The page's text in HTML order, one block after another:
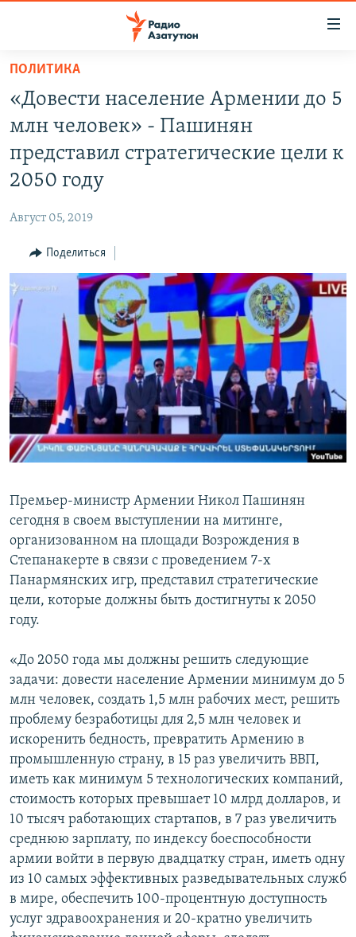
Перейти
основному
содержанию
основной
Перейти
поиску
НОВОСТИ
ОБЩЕСТВО
РЕГИОН
НАГОРНЫЙ КАРАБАХ
КУЛЬТУРА
СПОРТ
АРХИВ
Հայերեն
English
Русский
ПОЛИТИКА
«Довести население Армении до 5
млн человек» - Пашинян
представил стратегические цели к
2050 году
Август 05, 2019
Поделиться
Премьер-министр Армении Никол Пашинян
сегодня в своем выступлении на митинге,
организованном на площади Возрождения в
Степанакерте в связи с проведением 7-х
Панармянских игр, представил стратегические
цели, которые должны быть достигнуты к 2050
году.
«До 2050 года мы должны решить следующие
задачи: довести население Армении минимум до 5
млн человек, создать 1,5 млн рабочих мест, решить
проблему безработицы для 2,5 млн человек и
искоренить бедность, превратить Армению в
промышленную страну, в 15 раз увеличить ВВП,
иметь как минимум 5 технологических компаний,
стоимость которых превышает 10 млрд долларов, и
10 тысяч работающих стартапов, в 7 раз увеличить
среднюю зарплату, по индексу боеспособности
армии войти в первую двадцатку стран, иметь одну
из 10 самых эффективных разведывательных служб
в мире, обеспечить 100-процентную доступность
услуг здравоохранения и 20-кратно увеличить